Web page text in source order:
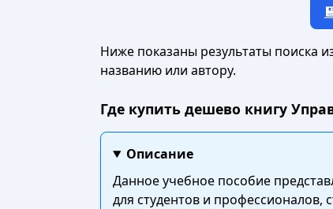
Ниже показаны результаты поиска
названию или автору.
Где купить дешево книгу
Описание
Данное учебное пособие
для студентов и профессионалов,